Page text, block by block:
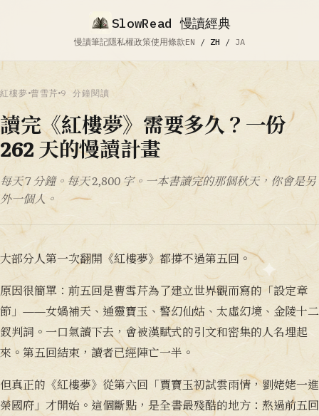
SlowRead 慢讀經典
慢讀筆記隱私權政策使用條款EN / ZH / JA
紅樓夢 曹雪芹 9 分鐘閱讀
讀完《紅樓夢》需要多久？一份
262 天的慢讀計畫
每天 7 分鐘。每天 2,800 字。一本書讀完的那個秋天，你會是另
外一個人。
大部分人第一次翻開《紅樓夢》都撐不過第五回。
原因很簡單：前五回是曹雪芹為了建立世界觀而寫的「設定章
節」——女媧補天、通靈寶玉、警幻仙姑、太虛幻境、金陵十二
釵判詞。一口氣讀下去，會被漢賦式的引文和密集的人名埋起
來。第五回結束，讀者已經陣亡一半。
但真正的《紅樓夢》從第六回「賈寶玉初試雲雨情，劉姥姥一進
榮國府」才開始。這個斷點，是全書最殘酷的地方：熬過前五回